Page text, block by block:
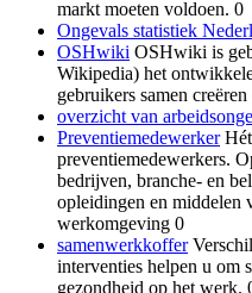
markt moeten voldoen. 0
Ongevals statistiek
OSHwiki OSHwiki is
Wikipedia) het
gebruikers samen
overzicht van
PreventiemedewerkerHét
preventiemedewerkers.
bedrijven, branche- en
opleidingen en middelen
werkomgeving 0
samenwerkkoffer
interventies helpen u om
gezondheid op het werk.